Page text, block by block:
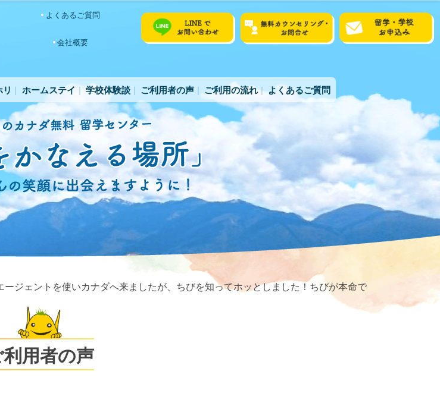
よくあるご質問
会社概要
ホームステイ 学校体験談 ご利用者の声 ご利用の流れ よくあるご質問
ージェントを使いカナダへ来ましたが、ちびを知ってホッとしました！ちびが本命で
利用者の声